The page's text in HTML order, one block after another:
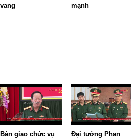
vang
mạnh
Bàn giao chức vụ
Đại tướng Phan
Thứ năm,16/02/2017
Một số hình ảnh